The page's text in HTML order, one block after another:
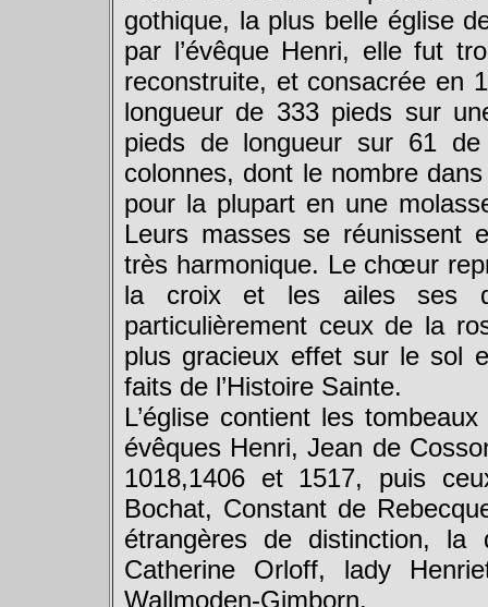
gothique, la plus belle église
par l’évêque Henri, elle fut
reconstruite, et consacrée en
longueur de 333 pieds sur
pieds de longueur sur 61
colonnes, dont le nombre
pour la plupart en une
Leurs masses se réunissent
très harmonique. Le chœur
la croix et les ailes ses
particulièrement ceux de la
plus gracieux effet sur le sol
faits de l’Histoire Sainte.
L’église contient les
évêques Henri, Jean de
1018,1406 et 1517, puis
Bochat, Constant de
étrangères de distinction, la
Catherine Orloff, lady
Wallmoden-Gimborn.